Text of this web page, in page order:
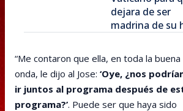
dejara de ser
madrina de su
“Me contaron que ella, en toda la buena
onda, le dijo al Jose: ‘Oye, ¿nos
ir juntos al programa después de
programa?’. Puede ser que haya sido